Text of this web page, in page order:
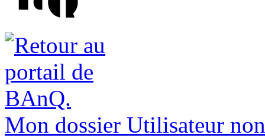
Mon dossier Utilisateur